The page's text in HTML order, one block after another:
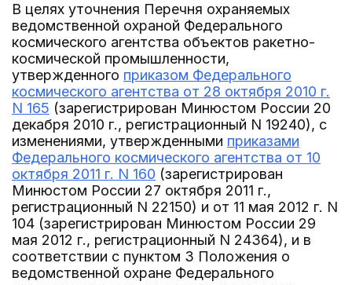
В целях уточнения Перечня охраняемых
ведомственной охраной Федерального
космического агентства объектов ракетно-
космической промышленности,
утвержденного приказом Федерального
космического агентства от 28 октября 2010 г.
N 165 (зарегистрирован Минюстом России 20
декабря 2010 г., регистрационный N 19240), с
изменениями, утвержденными приказами
Федерального космического агентства от 10
октября 2011 г. N 160 (зарегистрирован
Минюстом России 27 октября 2011 г.,
регистрационный N 22150) и от 11 мая 2012 г. N
104 (зарегистрирован Минюстом России 29
мая 2012 г., регистрационный N 24364), и в
соответствии с пунктом 3 Положения о
ведомственной охране Федерального